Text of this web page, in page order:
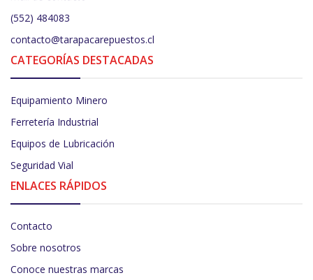
(552) 484083
contacto@tarapacarepuestos.cl
CATEGORÍAS DESTACADAS
Equipamiento Minero
Ferretería Industrial
Equipos de Lubricación
Seguridad Vial
ENLACES RÁPIDOS
Contacto
Sobre nosotros
Conoce nuestras marcas